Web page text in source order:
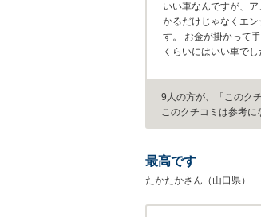
いい車なんですが、
かるだけじゃなくエ
す。 お金が掛かって
くらいにはいい車でし
9人の方が、「このク
このクチコミは参考に
最高です
たかたかさん（山口県）